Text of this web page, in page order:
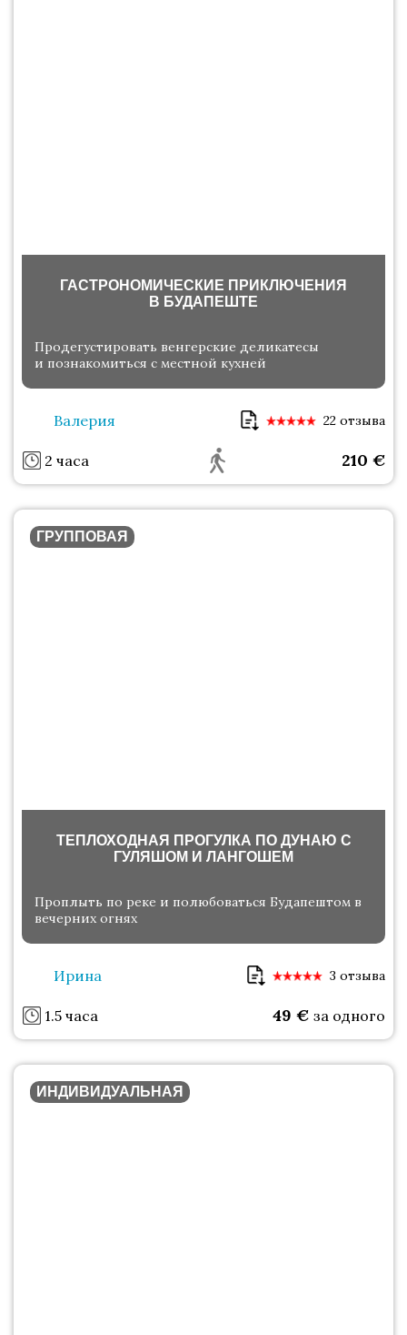
ГАСТРОНОМИЧЕСКИЕ ПРИКЛЮЧЕНИЯ
В БУДАПЕШТЕ
Продегустировать венгерские деликатесы
и познакомиться с местной кухней
Валерия 22 отзыва
2 часа 210 €
ГРУППОВАЯ
ТЕПЛОХОДНАЯ ПРОГУЛКА ПО ДУНАЮ С
ГУЛЯШОМ И ЛАНГОШЕМ
Проплыть по реке и полюбоваться Будапештом в
вечерних огнях
Ирина 3 отзыва
1.5 часа 49 € за одного
ИНДИВИДУАЛЬНАЯ